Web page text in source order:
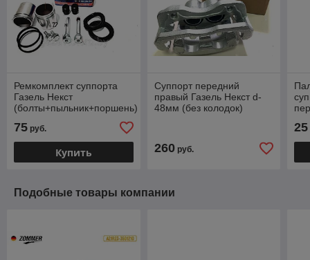
Ремкомплект суппорта
Газель Некст
(болты+пыльник+поршень)
75 руб.
Купить
Суппорт передний
правый Газель Некст d-
48мм (без колодок)
260руб.
25
Подобные товары компании